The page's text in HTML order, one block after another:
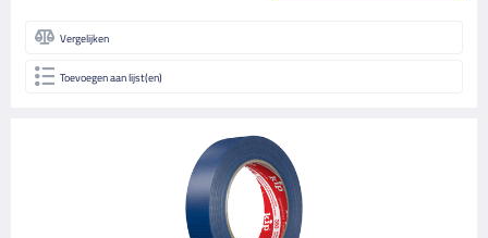
Vergelijken
Toevoegen aan lijst(en)